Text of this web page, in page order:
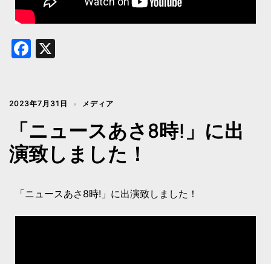
Facebook
2023年7月31日 メディア
「ニュースあさ8時!」に出
演致しました！
「ニュースあさ8時!」に出演致しました！